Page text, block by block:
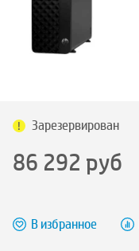
Зарезервирован
86 292 руб
В избранное